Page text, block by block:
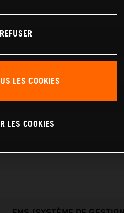
LES COOKIES
LES COOKIES